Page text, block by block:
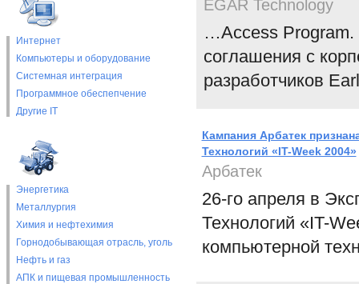
Интернет
Компьютеры и оборудование
Системная интеграция
Программное обеспепчение
Другие IT
Энергетика
Металлургия
Химия и нефтехимия
Горнодобывающая отрасль, уголь
Нефть и газ
АПК и пищевая промышленность
EGAR Technology
…Access Program.
соглашения с
разработчиков
Кампания Арбатек
Технологий «IT-Week 2004»
Арбатек
26-го апреля в
Технологий «IT-
компьютерной